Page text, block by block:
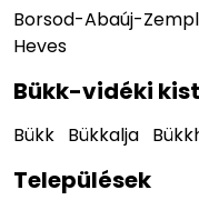
Borsod-Abaúj-
Heves
Bükk-vidéki
Bükk Bükkalja
Települések